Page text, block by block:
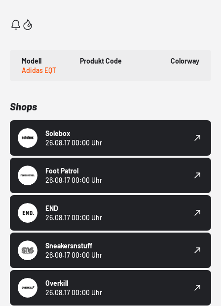
Modell
Adidas EQT
Produkt Code Colorway
Shops
Solebox
26.08.17 00:00 Uhr
Foot Patrol
26.08.17 00:00 Uhr
END
26.08.17 00:00 Uhr
Sneakersnstuff
26.08.17 00:00 Uhr
Overkill
26.08.17 00:00 Uhr